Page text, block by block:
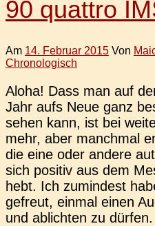
90 quattro
Am 14. Februar 2015 Von
Chronologisch
Aloha! Dass man auf
Jahr aufs Neue ganz
sehen kann, ist bei
mehr, aber manch­mal
die eine oder andere
sich posi­tiv aus dem
hebt. Ich zumin­dest
gefreut, einmal einen
und ablich­ten zu dürfen.